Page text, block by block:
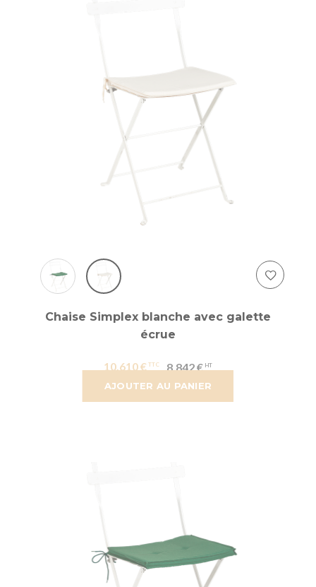
AJOUTER AU PANIER
Chaise Simplex blanche avec galette
écrue
10,610 € 8,842 €